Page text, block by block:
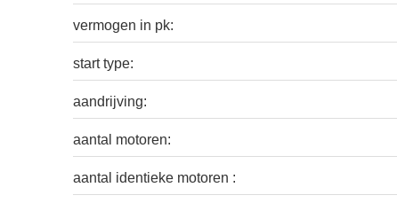
vermogen in pk:
start type:
aandrijving:
aantal motoren:
aantal identieke motoren :